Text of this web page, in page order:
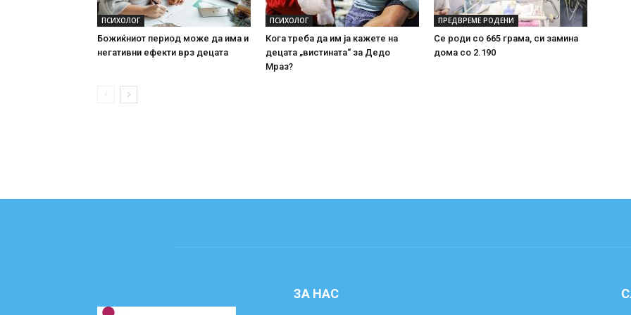
ПСИХОЛОГ
Божиќниот период може да има и
негативни ефекти врз децата
ПСИХОЛОГ
Кога треба да им ја кажете на
децата „вистината“ за Дедо
Мраз?
ПРЕДВРЕМЕ РОДЕНИ
Се роди со 665 грама, си замина
дома со 2.190
ЗА НАС